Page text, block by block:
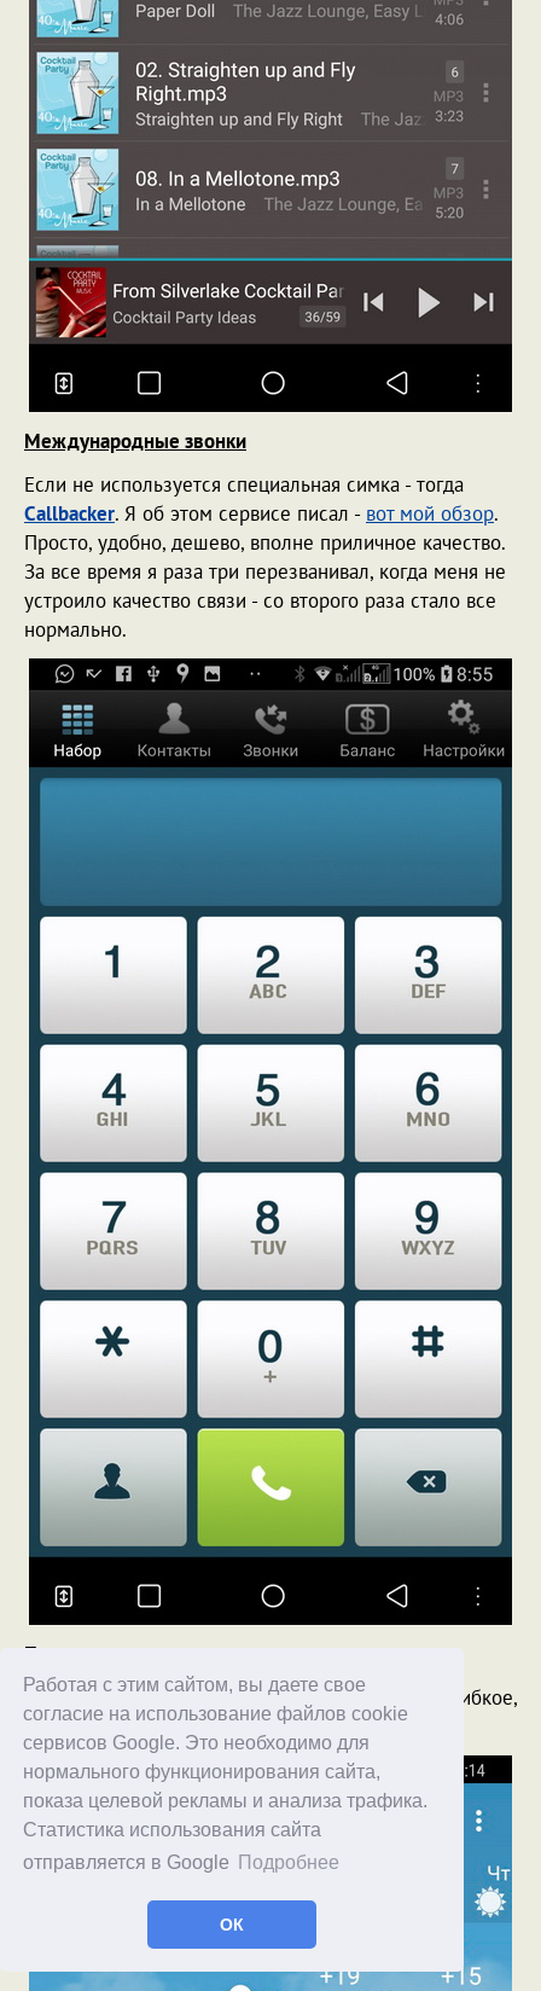
Работая с этим сайтом, вы даете свое
согласие на использование файлов cookie
сервисов Google. Это необходимо для
нормального функционирования сайта,
показа целевой рекламы и анализа трафика.
Статистика использования сайта
отправляется в Google
Подробнее
ОК
Международные звонки
Если не используется специальная симка - тогда
Callbacker. Я об этом сервисе писал - вот мой обзор.
Просто, удобно, дешево, вполне приличное качество.
За все время я раза три перезванивал, когда меня не
устроило качество связи - со второго раза стало все
нормально.
Погода
Как универсальное приложение -YoWindow
. И гибкое,
и симпатичное.